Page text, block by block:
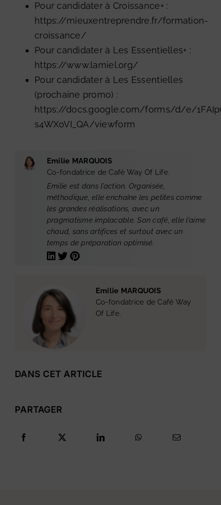
Emilie MARQUOIS
Co-fondatrice de Café Way
Of Life.
DANS CET ARTICLE
PARTAGER
Pour candidater à Croissance+ :
https://mieuxentreprendre.fr/formation-
croissance/
Pour candidater à Les Essentielles+ :
https://www.lamiel.org/
Pour candidater à Les Essentielles
(prochaine promo) :
https://docs.google.com/forms/d/e/
s4WX0VI_QA/viewform
Emilie MARQUOIS
Co-fondatrice de Café Way Of Life.
Emilie est dans l’action. Organisée,
méthodique, elle enchaîne les petites comme
les grandes réalisations, avec un
pragmatisme implacable. Son café, elle l’aime
chaud, sans artifices et surtout avec un
temps de préparation optimisé.